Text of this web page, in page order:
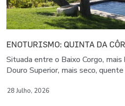
ENOTURISMO: QUINTA DA
Situada entre o Baixo Corgo,
Douro Superior, mais seco,
28 Julho, 2026